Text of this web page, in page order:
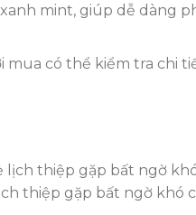
mint, giúp dễ dàng
mua có thể kiểm tra chi
thiệp gặp bất ngờ khó